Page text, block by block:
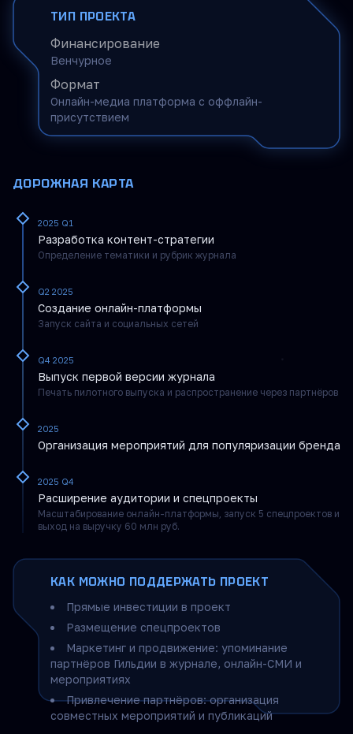
ТИП ПРОЕКТА
Финансирование
Венчурное
Формат
Онлайн-медиа платформа с оффлайн-
присутствием
ДОРОЖНАЯ КАРТА
2025 Q1
Разработка контент-стратегии
Определение тематики и рубрик журнала
Q2 2025
Создание онлайн-платформы
Запуск сайта и социальных сетей
Q4 2025
Выпуск первой версии журнала
Печать пилотного выпуска и распространение через партнёров
2025
Организация мероприятий для популяризации бренда
2025 Q4
Расширение аудитории и спецпроекты
Масштабирование онлайн-платформы, запуск 5 спецпроектов и
выход на выручку 60 млн руб.
КАК МОЖНО ПОДДЕРЖАТЬ ПРОЕКТ
Прямые инвестиции в проект
Размещение спецпроектов
Маркетинг и продвижение: упоминание
партнёров Гильдии в журнале, онлайн-СМИ и
мероприятиях
Привлечение партнёров: организация
совместных мероприятий и публикаций